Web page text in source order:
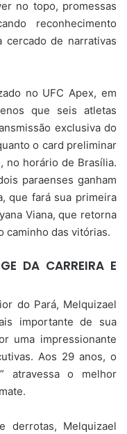
no topo, promessas
reconhecimento
cercado de narrativas
no UFC Apex, em
que seis atletas
exclusiva do
o card preliminar
no horário de Brasília.
paraenses ganham
que fará sua primeira
Viana, que retorna
caminho das vitórias.
DA CARREIRA E
do Pará, Melquizael
importante de sua
uma impressionante
Aos 29 anos, o
atravessa o melhor
Melquizael